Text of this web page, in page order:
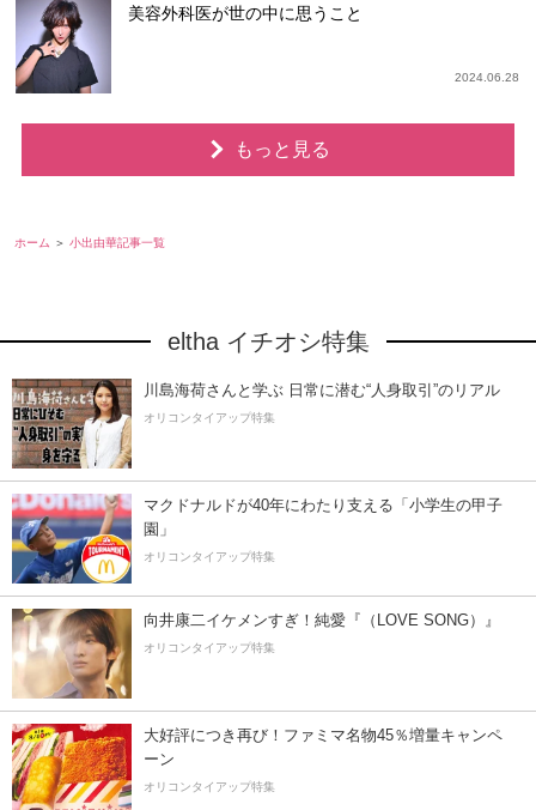
美容外科医が世の中に思うこと
2024.06.28
もっと見る
ホーム 小出由華記事一覧
eltha イチオシ特集
川島海荷さんと学ぶ 日常に潜む“人身取引”のリアル
オリコンタイアップ特集
マクドナルドが40年にわたり支える「小学生の甲子
園」
オリコンタイアップ特集
向井康二イケメンすぎ！純愛『（LOVE SONG）』
オリコンタイアップ特集
大好評につき再び！ファミマ名物45％増量キャンペ
ーン
オリコンタイアップ特集